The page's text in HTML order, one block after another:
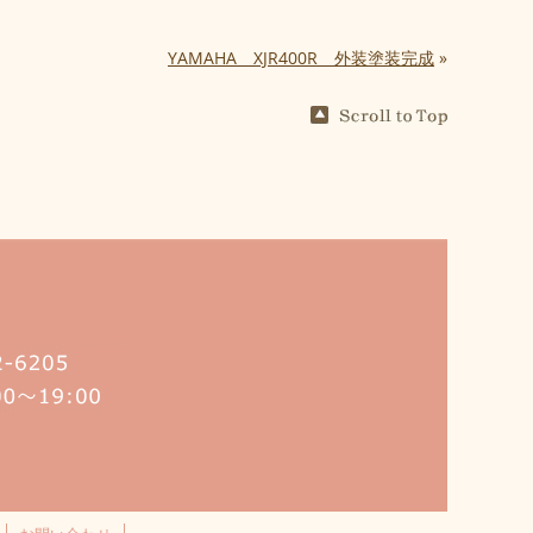
YAMAHA XJR400R 外装塗装完成 »